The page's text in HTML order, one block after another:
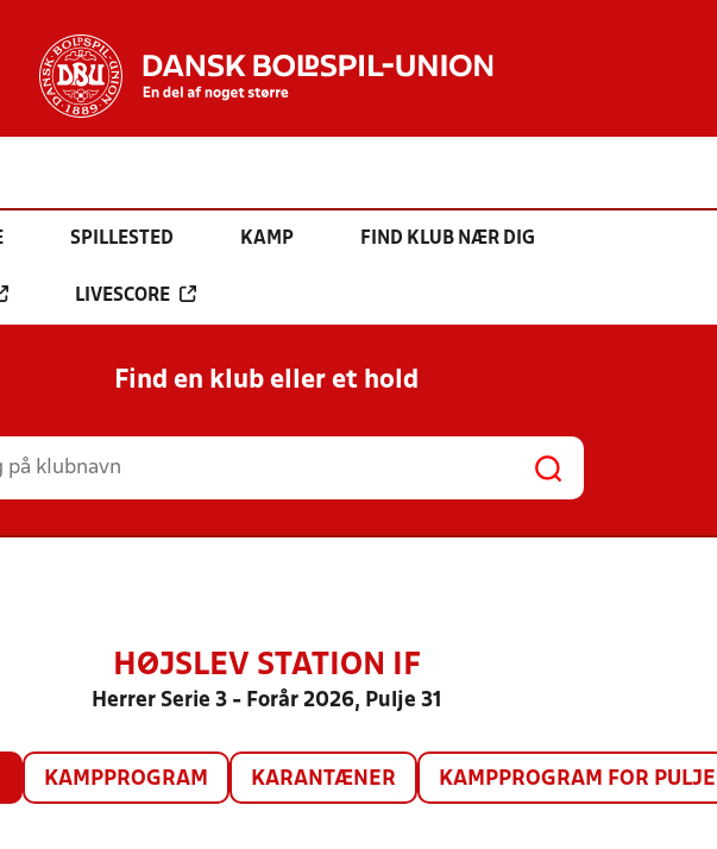
SPILLESTED KAMP FIND KLUB NÆR DIG
LIVESCORE
Find en klub eller et hold
HØJSLEV STATION IF
Herrer Serie 3 - Forår 2026, Pulje 31
KAMPPROGRAM KARANTÆNER KAMPPROGRAM FOR PULJE